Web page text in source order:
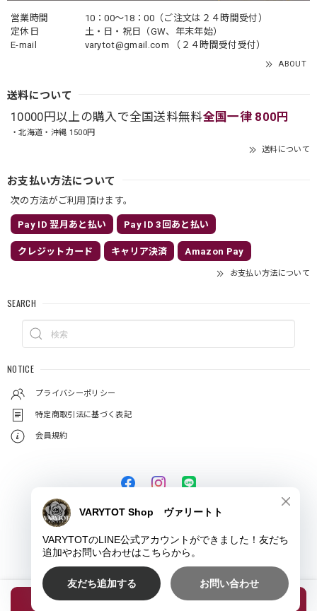
営業時間
10：00〜18：00（ご注文は２４時間受付）
定休日
土・日・祝日（GW、年末年始）
E-mail
varytot@gmail.com （２４時間受付受付）
ABOUT
送料について
10000円以上の購入で全国送料無料全国一律 800円
・北海道・沖縄 1500円
送料について
お支払い方法について
次の方法がご利用頂けます。
Pay ID 翌月あと払い Pay ID 3回あと払い
クレジットカード キャリア決済 Amazon Pay
お支払い方法について
SEARCH
NOTICE
プライバシーポリシー
特定商取引法に基づく表記
会員規約
種類を選択